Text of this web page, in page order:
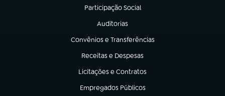
Participação Social
(abre em nova aba)
Auditorias
(abre em nova aba)
Convênios e Transferências
(abre em nova aba)
Receitas e Despesas
(abre em nova aba)
Licitações e Contratos
(abre em nova aba)
Empregados Públicos
(abre em nova aba)